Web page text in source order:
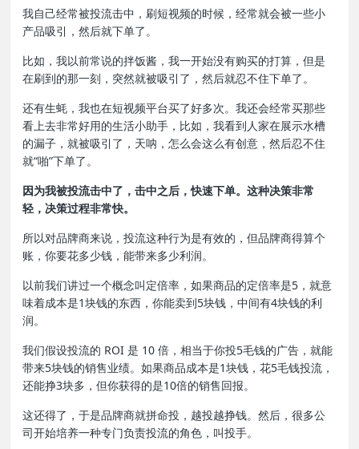
我自己经常被投流击中，刷短视频的时候，经常就会被一些小
产品吸引，然后就下单了。
比如，我以前常说的拌饭酱，我一开始没有购买的打算，但是
在刷到的那一刻，突然就被吸引了，然后就忍不住下单了。
还有生蚝，我也在短视频平台买了好多次。我还会经常买那些
看上去非常好用的生活小助手，比如，我看到人家在展示水槽
的漏子，就被吸引了，天呐，怎么会这么有创意，然后忍不住
就“啪”下单了。
因为我被投流击中了，击中之后，快速下单。这种决策非常
轻，决策过程非常快。
所以对品牌商来说，投流这种行为是有效的，但品牌商得算个
账，你要花多少钱，能带来多少利润。
以前我们讲过一个概念叫定倍率，如果商品的定倍率是5，就意
味着成本是1块钱的东西，你能卖到5块钱，中间有4块钱的利
润。
我们假设投流的 ROI 是 10 倍，相当于你投5毛钱的广告，就能
带来5块钱的销售业绩。如果商品成本是1块钱，花5毛钱投流，
还能挣3块多，但你获得的是10倍的销售回报。
这还得了，于是品牌商就拼命投，越投越挣钱。然后，很多公
司开始培养一种专门负责投流的角色，叫投手。